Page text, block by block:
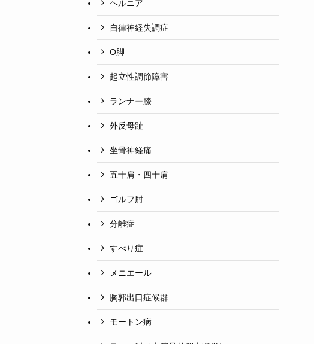
ヘルニア
自律神経失調症
O脚
起立性調節障害
ランナー膝
外反母趾
坐骨神経痛
五十肩・四十肩
ゴルフ肘
分離症
すべり症
メニエール
胸郭出口症候群
モートン病